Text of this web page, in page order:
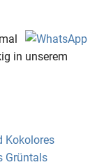
in unserem
Kokolores
Grüntals